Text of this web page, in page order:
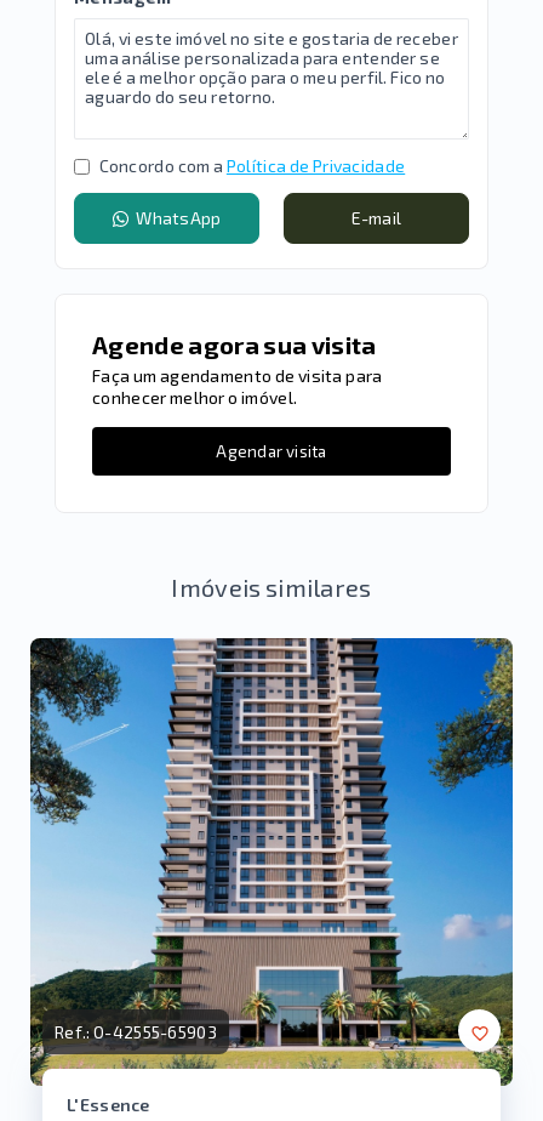
Concordo com a Política de Privacidade
WhatsApp E-mail
Agende agora sua visita
Faça um agendamento de visita para
conhecer melhor o imóvel.
Agendar visita
Imóveis similares
Ref.:O-42555-65903
L'Essence